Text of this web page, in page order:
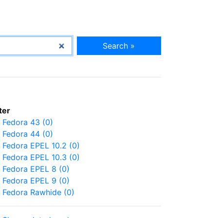
Search »
Fedora 43 (0)
Fedora 44 (0)
Fedora EPEL 10.2 (0)
Fedora EPEL 10.3 (0)
Fedora EPEL 8 (0)
Fedora EPEL 9 (0)
Fedora Rawhide (0)